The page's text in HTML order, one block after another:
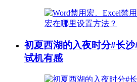
初夏西湖的入夜时分#长
试机有感